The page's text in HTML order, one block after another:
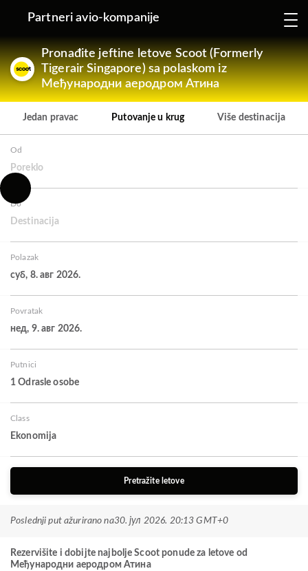
Partneri avio-kompanije
Pronađite jeftine letove Scoot (Formerly
Tigerair Singapore) sa polaskom iz
Међународни аеродром Атина
Jedan pravac Putovanje u krug Više destinacija
Od
Poreklo
Do
Destinacija
Polazak
суб, 8. авг 2026.
Povratak
нед, 9. авг 2026.
Putnici
1 Odrasle osobe
Class
Ekonomija
Pretražite letove
Poslednji put ažurirano na30. јул 2026. 20:13 GMT+0
Rezervišite i dobijte najbolje Scoot ponude za letove od
Међународни аеродром Атина